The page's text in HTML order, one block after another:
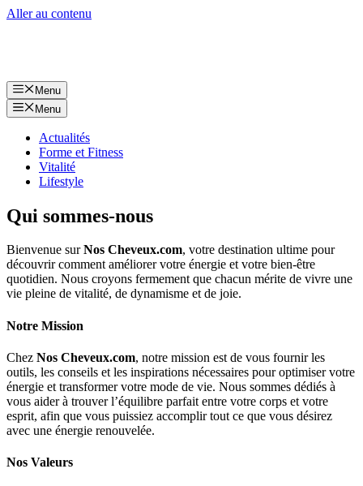
Aller au contenu
Menu
Menu
Actualités
Forme et Fitness
Vitalité
Lifestyle
Qui sommes-nous
Bienvenue surNos Cheveux.com, votre destination ultime pour
découvrir comment améliorer votre énergie et votre bien-être
quotidien. Nous croyons fermement que chacun mérite de vivre une
vie pleine de vitalité, de dynamisme et de joie.
Notre Mission
Chez Nos Cheveux.com, notre mission est de vous fournir les
outils, les conseils et les inspirations nécessaires pour optimiser votre
énergie et transformer votre mode de vie. Nous sommes dédiés à
vous aider à trouver l’équilibre parfait entre votre corps et votre
esprit, afin que vous puissiez accomplir tout ce que vous désirez
avec une énergie renouvelée.
Nos Valeurs